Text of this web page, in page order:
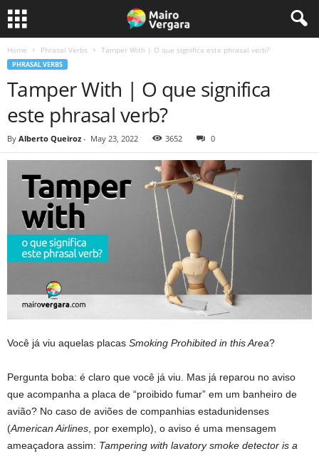
Home Phrasal Verbs Tamper With | O que significa este phrasal verb?
PHRASAL VERBS
Tamper With | O que significa
este phrasal verb?
By Alberto Queiroz - May 23, 2022 3652 0
Você já viu aquelas placas Smoking Prohibited in this Area?
Pergunta boba: é claro que você já viu. Mas já reparou no aviso
que acompanha a placa de “proibido fumar” em um banheiro de
avião? No caso de aviões de companhias estadunidenses
(American Airlines , por exemplo), o aviso é uma mensagem
ameaçadora assim: Tampering with lavatory smoke detector is a